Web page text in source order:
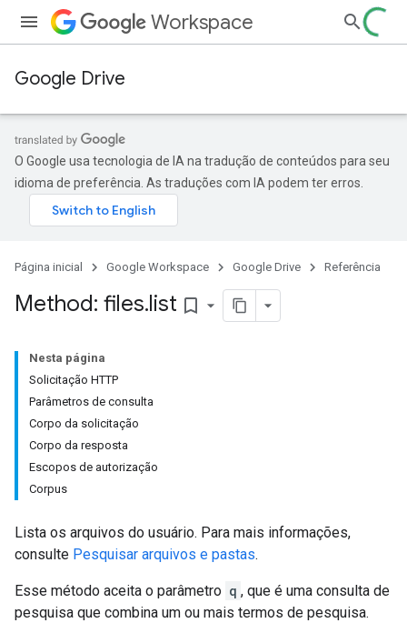
Workspace
Google Drive
O Google usa tecnologia de IA na tradução de conteúdos para seu
idioma de preferência. As traduções com IA podem ter erros.
Página inicial Google Workspace Google Drive Referência
Method: files.list bookmark_border
Nesta página
Solicitação HTTP
Parâmetros de consulta
Corpo da solicitação
Corpo da resposta
Escopos de autorização
Corpus
Lista os arquivos do usuário. Para mais informações,
consulte Pesquisar arquivos e pastas.
Esse método aceita o parâmetro q , que é uma consulta de
pesquisa que combina um ou mais termos de pesquisa.